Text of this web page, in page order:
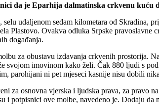
da je Eparhija dalmatinska crkvenu
udaljenom sedam kilometara od Skradina,
Plastovo. Ovakva odluka Srpske pravoslavne
događanja.
za obustavu izdavanja crkvenih prostorija.
svojom imovinom kako želi. Čak 880 ljudi s
parohijani ni pet mjeseci kasnije nisu dobili
za osnovna vjerska i ljudska prava, za
i potpisnici ove molbe, navedeno je. Dodaju